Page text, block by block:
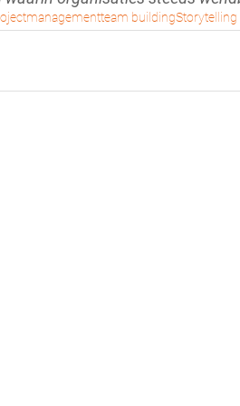
team buildingStorytelling